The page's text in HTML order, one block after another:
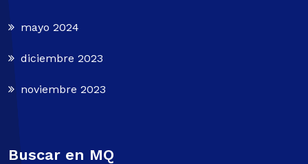
mayo 2024
diciembre 2023
noviembre 2023
Buscar en MQ